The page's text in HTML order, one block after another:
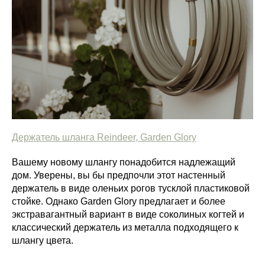
Держатель шланга Reindeer, Garden Glory
Вашему новому шлангу понадобится надлежащий
дом. Уверены, вы бы предпочли этот настенный
держатель в виде оленьих рогов тусклой пластиковой
стойке. Однако Garden Glory предлагает и более
экстравагантный вариант в виде соколиных когтей и
классический держатель из металла подходящего к
шлангу цвета.